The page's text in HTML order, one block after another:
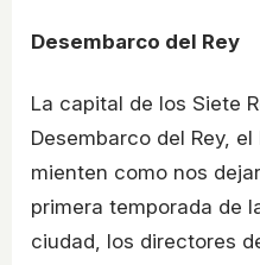
Desembarco del Rey
La capital de los Siete
Desembarco del Rey,
mienten como nos
primera temporada de
ciudad, los directores